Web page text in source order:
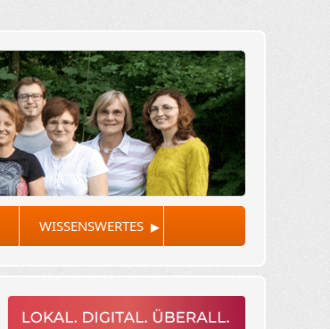
WISSENSWERTES ▸